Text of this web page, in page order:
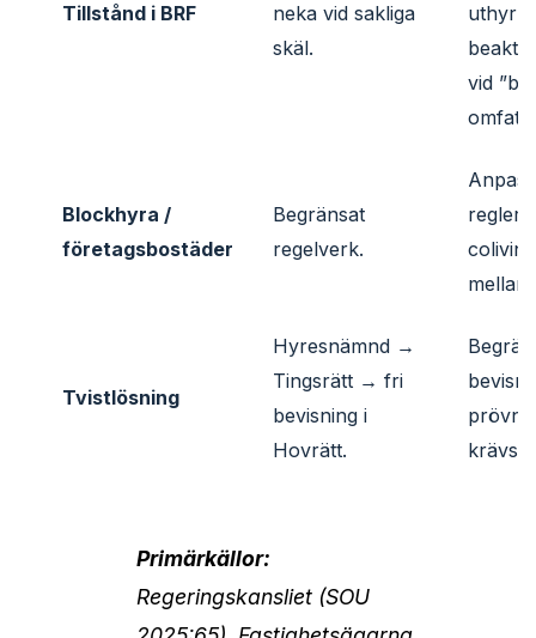
Tillstånd i BRF
neka vid sakliga
skäl.
vid
Blockhyra /
företagsbostäder
Begränsat
regelverk.
regler
Tvistlösning
Hyresnämnd →
Tingsrätt → fri
bevisning i
Hovrätt.
krävs.
Primärkällor:
Regeringskansliet (SOU